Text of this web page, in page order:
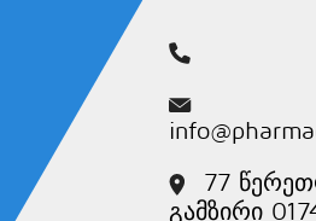
77
გამზირი